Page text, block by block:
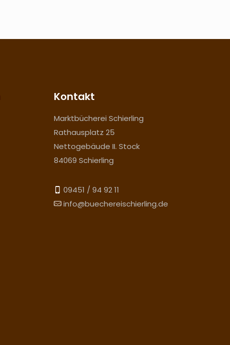
Kontakt
Marktbücherei Schierling
Rathausplatz 25
Nettogebäude II. Stock
84069 Schierling
09451 / 94 92 11
info@buechereischierling.de